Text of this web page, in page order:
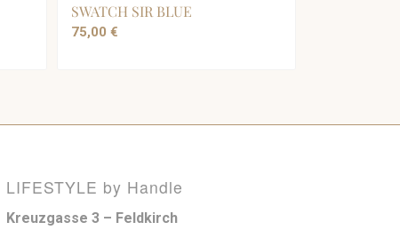
SWATCH SIR BLUE
75,00 €
LIFESTYLE by Handle
Kreuzgasse 3 – Feldkirch